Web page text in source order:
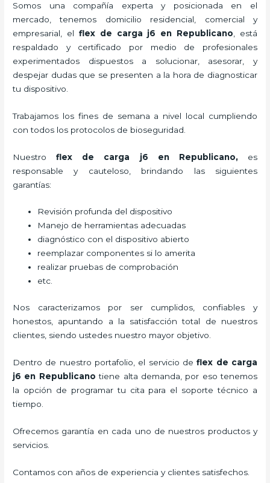
Somos una compañía experta y posicionada en el
mercado, tenemos domicilio residencial, comercial y
empresarial, el flex de carga j6 en Republicano , está
respaldado y certificado por medio de profesionales
experimentados dispuestos a solucionar, asesorar, y
despejar dudas que se presenten a la hora de diagnosticar
tu dispositivo.
Trabajamos los fines de semana a nivel local cumpliendo
con todos los protocolos de bioseguridad.
Nuestroflex de carga j6 en Republicano, es
responsable y cauteloso, brindando las siguientes
garantías:
Revisión profunda del dispositivo
Manejo de herramientas adecuadas
diagnóstico con el dispositivo abierto
reemplazar componentes si lo amerita
realizar pruebas de comprobación
etc.
Nos caracterizamos por ser cumplidos, confiables y
honestos, apuntando a la satisfacción total de nuestros
clientes, siendo ustedes nuestro mayor objetivo.
Dentro de nuestro portafolio, el servicio deflex de carga
j6 en Republicano tiene alta demanda, por eso tenemos
la opción de programar tu cita para el soporte técnico a
tiempo.
Ofrecemos garantía en cada uno de nuestros productos y
servicios.
Contamos con años de experiencia y clientes satisfechos.